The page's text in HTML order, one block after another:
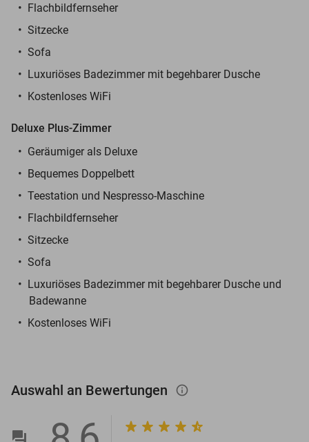
Flachbildfernseher
Sitzecke
Sofa
Luxuriöses Badezimmer mit begehbarer Dusche
Kostenloses WiFi
Deluxe Plus-Zimmer
Geräumiger als Deluxe
Bequemes Doppelbett
Teestation und Nespresso-Maschine
Flachbildfernseher
Sitzecke
Sofa
Luxuriöses Badezimmer mit begehbarer Dusche und
Badewanne
Kostenloses WiFi
Auswahl an Bewertungen info_outlined